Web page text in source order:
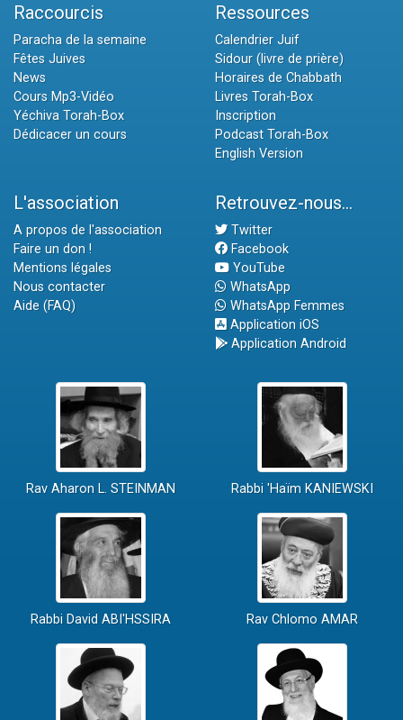
Raccourcis
Paracha de la semaine
Fêtes Juives
News
Cours Mp3-Vidéo
Yéchiva Torah-Box
Dédicacer un cours
Ressources
Calendrier Juif
Sidour (livre de prière)
Horaires de Chabbath
Livres Torah-Box
Inscription
Podcast Torah-Box
English Version
L'association
A propos de l'association
Faire un don !
Mentions légales
Nous contacter
Aide (FAQ)
Retrouvez-nous...
Twitter
Facebook
YouTube
WhatsApp
WhatsApp Femmes
Application iOS
Application Android
Rav Aharon L. STEINMAN Rabbi 'Haïm KANIEWSKI
Rabbi David ABI'HSSIRA Rav Chlomo AMAR